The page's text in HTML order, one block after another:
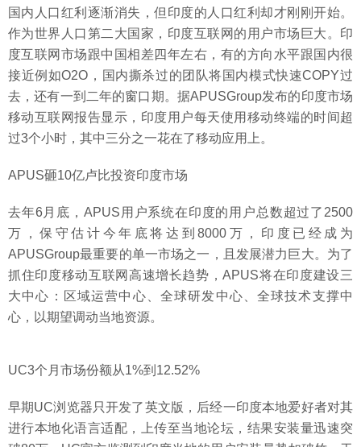
国内人口红利逐渐消失，但印度的人口红利却才刚刚开始。
作为世界人口第二大国家，印度互联网的用户市场巨大。印
度互联网市场跟中国相差四年左右，有的方向水平跟国内很
接近例如O2O，国内撕杀过的团队将国内模式快速COPY过
去，还有一到二年的窗口期。据APUSGroup发布的印度市场
移动互联网报告显示，印度用户每天使用移动终端的时间超
过3个小时，其中三分之一花在了移动应用上。
APUS砸10亿卢比投资印度市场
去年6月底，APUS用户系统在印度的用户总数超过了2500
万，保守估计今年底将达到8000万，印度已经成为
APUSGroup最重要的单一市场之一，且发展潜力巨大。为了
抓住印度移动互联网高速增长趋势，APUS将在印度建设三
大中心：区域运营中心、全球研发中心、全球技术支撑中
心，以期望调动当地资源。
UC3个月市场份额从1%到12.52%
早期UC浏览器只开发了英文版，后经一印度本地爱好者对其
进行本地化语言适配，上传至当地论坛，结果安装量迅速突